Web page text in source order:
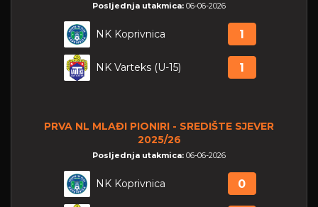
Posljednja utakmica: 06-06-2026
NK Koprivnica 1
NK Varteks (U-15) 1
PRVA NL MLAĐI PIONIRI - SREDIŠTE SJEVER
2025/26
Posljednja utakmica: 06-06-2026
NK Koprivnica 0